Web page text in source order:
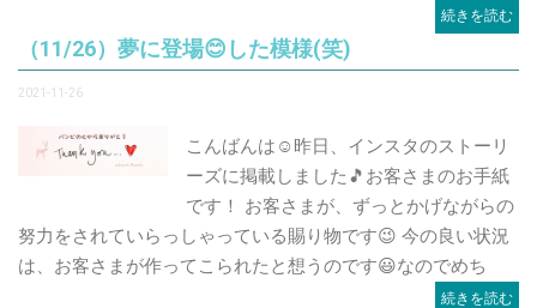
続きを読む
（11/26）夢に登場😊した模様(笑)
2021-11-26
こんばんは☺️昨日、インスタのストーリ
ーズに掲載しました🎵お客さまのお手紙
です！ お客さまが、ずっとかげながらの
努力をされていらっしゃっている賜り物です😉 今の良い状況
は、お客さまが作ってこられたと想うのです😃なのでめち
続きを読む